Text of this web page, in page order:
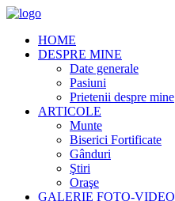
HOME
DESPRE MINE
Date generale
Pasiuni
Prietenii despre mine
ARTICOLE
Munte
Biserici Fortificate
Gânduri
Ştiri
Oraşe
GALERIE FOTO-VIDEO